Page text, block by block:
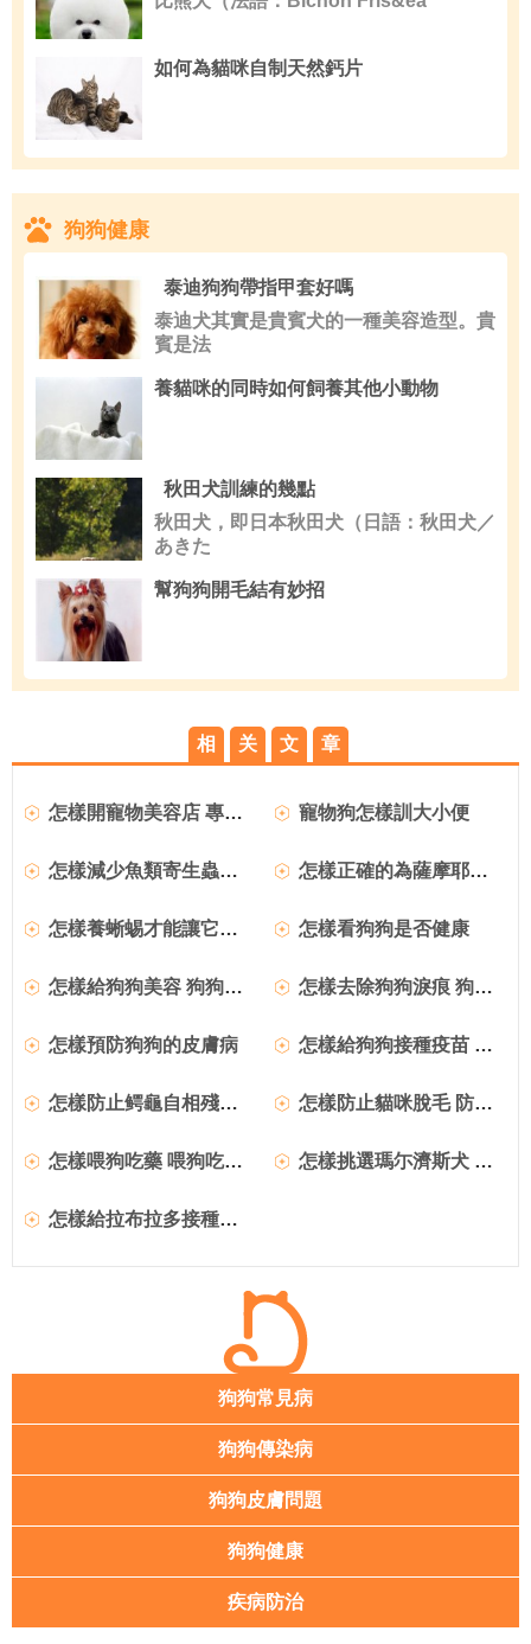
如何為貓咪自制天然鈣片
狗狗健康
泰迪狗狗帶指甲套好嗎
泰迪犬其實是貴賓犬的一種美容造型。貴
賓是法
養貓咪的同時如何飼養其他小動物
秋田犬訓練的幾點
秋田犬，即日本秋田犬（日語：秋田犬／
あきた
幫狗狗開毛結有妙招
相 关 文 章
怎樣開寵物美容店 專業寵物美容師介紹 寵物狗怎樣訓大小便
怎樣減少魚類寄生蟲的方法 怎樣正確的為薩摩耶犬補鈣
怎樣養蜥蜴才能讓它肯健康 怎樣看狗狗是否健康
怎樣給狗狗美容 狗狗美容怎麼弄 怎樣去除狗狗淚痕 狗狗淚痕重的原因
怎樣預防狗狗的皮膚病 怎樣給狗狗接種疫苗 狗狗疫苗怎麼打
怎樣防止鳄龜自相殘殺 防止鳄龜自相殘殺方法 怎樣防止貓咪脫毛 防止貓咪脫毛的方法推薦
怎樣喂狗吃藥 喂狗吃藥好方法總結 怎樣挑選瑪尓濟斯犬 挑選健康瑪尓濟斯犬的要點
怎樣給拉布拉多接種疫苗 給小拉接種疫苗的方法
狗狗常見病
狗狗傳染病
狗狗皮膚問題
狗狗健康
疾病防治